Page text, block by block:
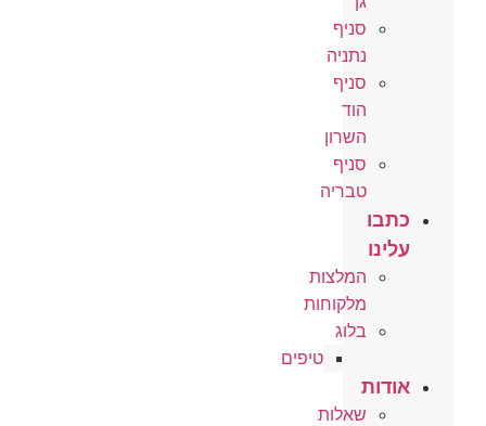
סניף
נתניה
סניף
הוד
השרון
סניף
טבריה
כתבו
עלינו
המלצות
מלקוחות
בלוג
טיפים
אודות
שאלות